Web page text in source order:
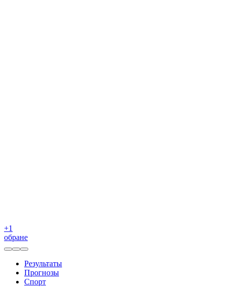
+1
обране
Результаты
Прогнозы
Спорт